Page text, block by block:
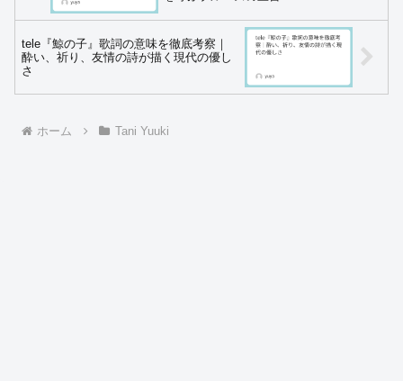
tele『鯨の子』歌詞の意味を徹底考察｜
酔い、祈り、友情の詩が描く現代の優し
さ
ホーム Tani Yuuki